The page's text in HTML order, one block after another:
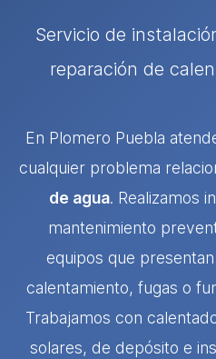
Servicio de
reparación de
En Plomero Puebla
cualquier problema
de agua. Realizamos
mantenimiento
equipos que
calentamiento, fugas o
Trabajamos con
solares, de depósito e